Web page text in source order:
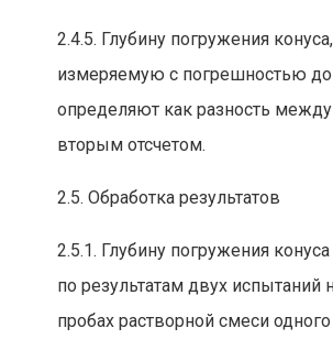
2.4.5. Глубину погружения конуса,
измеряемую с погрешностью
определяют как разность
вторым отсчетом.
2.5. Обработка результатов
2.5.1. Глубину погружения
по результатам двух испытаний
пробах растворной смеси